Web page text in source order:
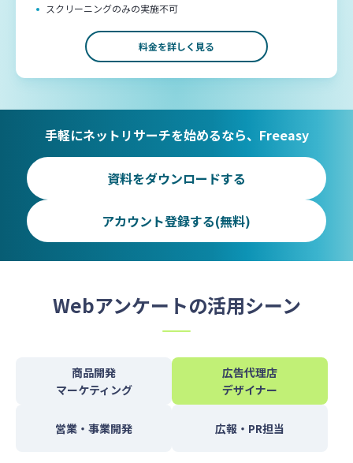
スクリーニングのみの実施不可
料金を詳しく見る
手軽にネットリサーチを始めるなら、Freeasy
資料をダウンロードする
アカウント登録する(無料)
Webアンケートの活用シーン
商品開発
マーケティング
広告代理店
デザイナー
営業・事業開発 広報・PR担当